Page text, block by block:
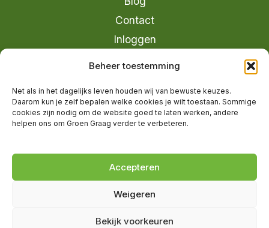
Beheer toestemming
Net als in het dagelijks leven houden wij van bewuste keuzes.
Daarom kun je zelf bepalen welke cookies je wilt toestaan. Sommige
cookies zijn nodig om de website goed te laten werken, andere
helpen ons om Groen Graag verder te verbeteren.
Accepteren
Weigeren
Bekijk voorkeuren
Contact
Inloggen
info@groengraag.nl
Ervaringen van leden op Trustpilot
Marketing
Management B.V.